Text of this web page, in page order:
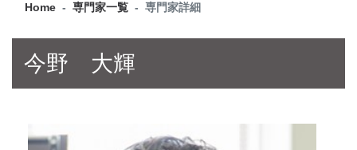
Q&A
Home 専門家一覧 専門家詳細
今野 大輝